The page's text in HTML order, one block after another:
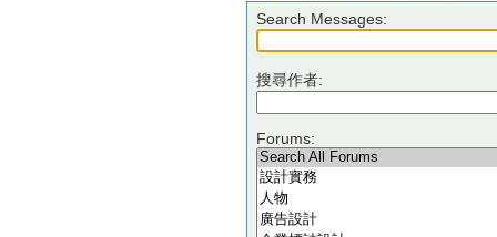
Search Messages:
搜尋作者:
Forums: